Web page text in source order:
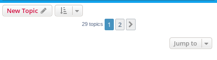
New Topic
29 topics 1 2
Jump to